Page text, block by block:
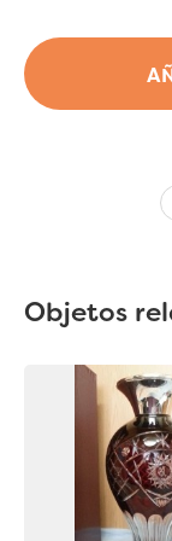
Objetos